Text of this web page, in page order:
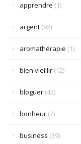
apprendre (1)
argent (92)
aromathérapie (1)
bien vieillir (12)
bloguer (42)
bonheur (7)
business (39)